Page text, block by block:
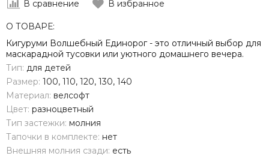
В сравнение В избранное
О ТОВАРЕ:
Кигуруми Волшебный Единорог - это отличный выбор для
маскарадной тусовки или уютного домашнего вечера.
Тип: для детей
Размер: 100, 110, 120, 130, 140
Материал: велсофт
Цвет: разноцветный
Тип застежки: молния
Тапочки в комплекте: нет
Внешняя молния сзади: есть